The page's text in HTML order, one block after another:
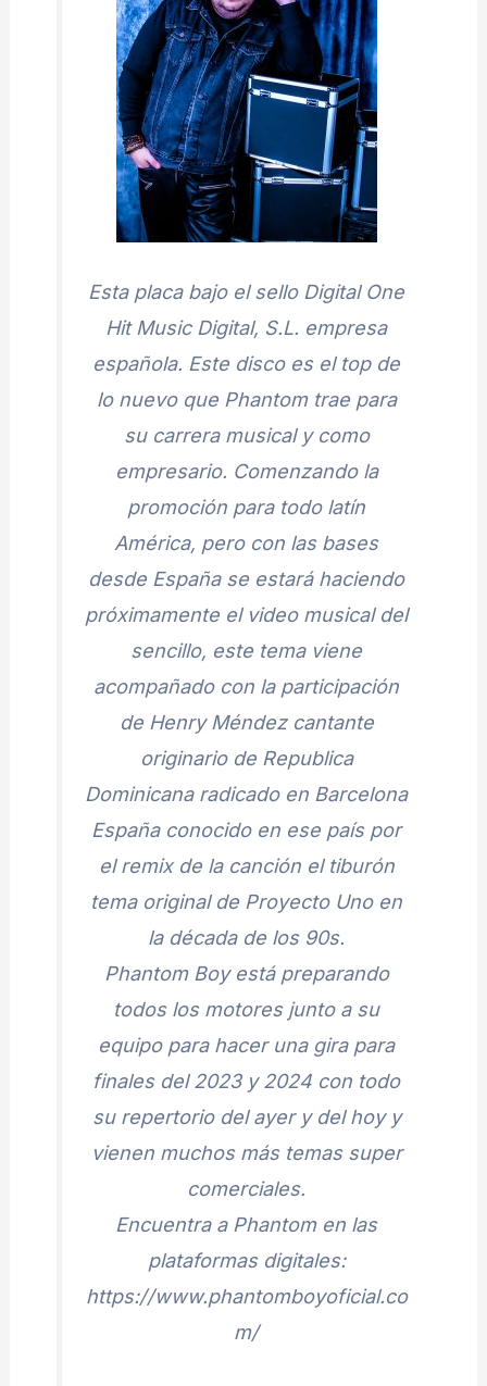
Esta placa bajo el sello Digital One
Hit Music Digital, S.L. empresa
española. Este disco es el top de
lo nuevo que Phantom trae para
su carrera musical y como
empresario. Comenzando la
promoción para todo latín
América, pero con las bases
desde España se estará haciendo
próximamente el video musical del
sencillo, este tema viene
acompañado con la participación
de Henry Méndez cantante
originario de Republica
Dominicana radicado en Barcelona
España conocido en ese país por
el remix de la canción el tiburón
tema original de Proyecto Uno en
la década de los 90s.
Phantom Boy está preparando
todos los motores junto a su
equipo para hacer una gira para
finales del 2023 y 2024 con todo
su repertorio del ayer y del hoy y
vienen muchos más temas super
comerciales.
Encuentra a Phantom en las
plataformas digitales:
https://www.phantomboyoficial.co
m/